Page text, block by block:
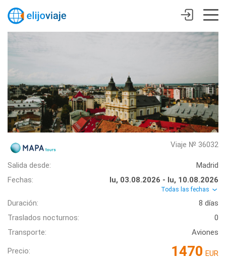
Viaje № 36032
Salida desde:
Madrid
Fechas:
lu, 03.08.2026 - lu, 10.08.2026
Todas las fechas
Duración:
8 días
Traslados nocturnos:
0
Transporte:
Aviones
Precio: 1470 EUR